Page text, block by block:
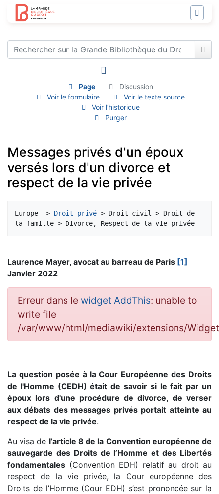
Page
Discussion
Voir le formulaire
Voir le texte source
Voir l’historique
Purger
Messages privés d'un époux
versés lors d'un divorce et
respect de la vie privée
Europe  > Droit privé > Droit civil > Droit de
Laurence Mayer, avocat au barreau de Paris [1]
Janvier 2022
Erreur dans le widget AddThis: unable to
write file
/var/www/html/mediawiki/extensions/
La question posée à la Cour Européenne des Droits
de l'Homme (CEDH) était de savoir si le fait par un
époux lors d'une procédure de divorce, de verser
aux débats des messages privés portait atteinte au
respect de la vie privée.
Au visa de l’article 8 de la Convention européenne de
sauvegarde des Droits de l’Homme et des Libertés
fondamentales (Convention EDH) relatif au droit au
respect de la vie privée, la Cour européenne des
Droits de l’Homme (Cour EDH) s’est prononcée sur la